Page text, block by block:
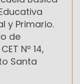
y Primario.
de
Nº 14,
Santa